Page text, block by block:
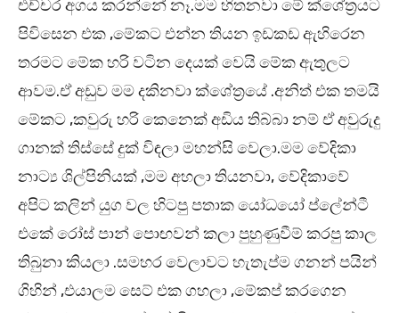
එච්චර අගය කරන්නේ නෑ.මම හිතනවා මේ ක්ශේත්‍රයට
පිවිසෙන එක ,මේකට එන්න තියන ඉඩකඩ ඇහිරෙන
තරමට මේක හරි වටින දෙයක් වෙයි මේක ඇතුලට
ආවම.ඒ අඩුව මම දකිනවා ක්ශේත්‍රයේ .අනිත් එක තමයි
මේකට ,කවුරු හරි කෙනෙක් අඩිය තිබ්බා නම් ඒ අවුරුදු
ගානක් තිස්සේ දුක් විඳලා මහන්සි වෙලා.මම වේදිකා
නාට්‍ය ශිල්පිනියක් ,මම අහලා තියනවා, වේදිකාවේ
අපිට කලින් යුග වල හිටපු පතාක යෝධයෝ ප්ලේන්ටී
එකේ රෝස් පාන් පොඟවන් කලා පුහුණුවීම් කරපු කාල
තිබුනා කියලා .සමහර වෙලාවට හැතැප්ම ගනන් පයින්
ගිහින් ,එයාලම සෙට් එක ගහලා ,මේකප් කරගෙන